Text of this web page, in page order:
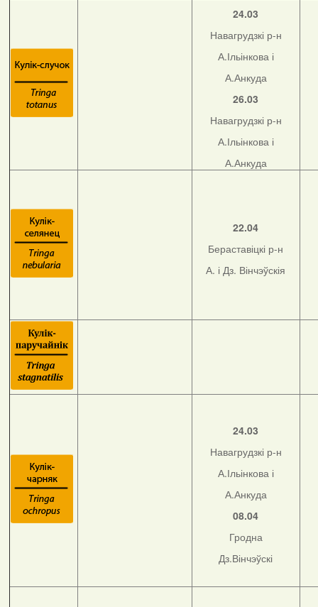
24.03
Навагрудзкі р-н
А.Ільінкова і
А.Анкуда
26.03
Навагрудзкі р-н
А.Ільінкова і
А.Анкуда
22.04
Бераставіцкі р-н
А. і Дз. Вінчэўскія
24.03
Навагрудзкі р-н
А.Ільінкова і
А.Анкуда
08.04
Гродна
Дз.Вінчэўскі